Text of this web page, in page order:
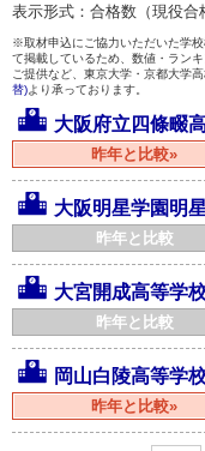
表示形式：合格数（現役合
※取材申込にご協力いただいた学校
て掲載しているため、数値・ラン
ご提供など、東京大学・京都大学
替)より承っております。
大阪府立四條畷
昨年と比較»
大阪明星学園明
昨年と比較
大宮開成高等学
昨年と比較
岡山白陵高等学
昨年と比較»